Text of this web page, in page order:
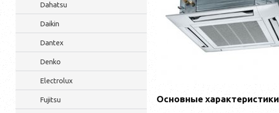
Dahatsu
Daikin
Dantex
Denko
Electrolux
Fujitsu Основные характеристики